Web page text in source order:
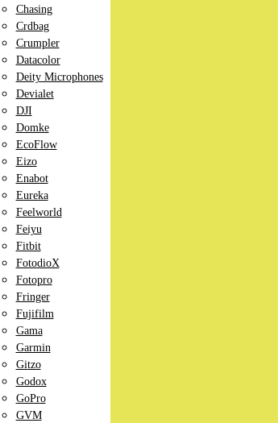
Chasing
Crdbag
Crumpler
Datacolor
Deity Microphones
Devialet
DJI
Domke
EcoFlow
Eizo
Enabot
Eureka
Feelworld
Feiyu
Fitbit
FotodioX
Fotopro
Fringer
Fujifilm
Gama
Garmin
Gitzo
Godox
GoPro
GVM